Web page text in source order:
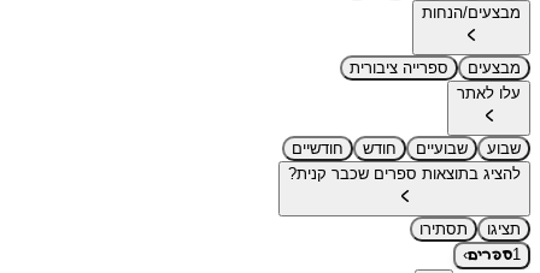
מבצעים/הנחות
מבצעים
ספרייה ציבורית
עלו לאתר
שבוע שבועיים חודש
חודשיים
להציג בתוצאות ספרים שכבר קנית?
תציגו
תסתירו
1ספרים›